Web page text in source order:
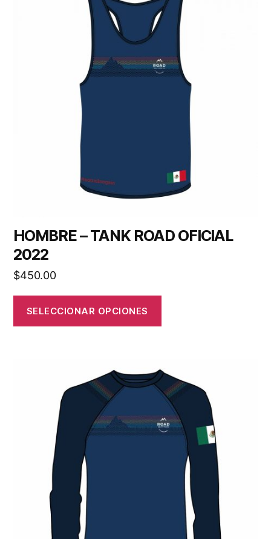
HOMBRE – TANK ROAD OFICIAL
2022
$450.00
SELECCIONAR OPCIONES